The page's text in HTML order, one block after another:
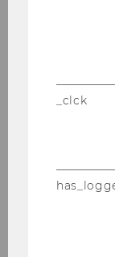
Schnupper-
Seminar:
Workshop:
posten sie
_clck